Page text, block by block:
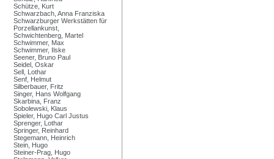
Schütze, Kurt
Schwarzbach, Anna Franziska
Schwarzburger Werkstätten für
Porzellankunst,
Schwichtenberg, Martel
Schwimmer, Max
Schwimmer, Ilske
Seener, Bruno Paul
Seidel, Oskar
Sell, Lothar
Senf, Helmut
Silberbauer, Fritz
Singer, Hans Wolfgang
Skarbina, Franz
Sobolewski, Klaus
Spieler, Hugo Carl Justus
Sprenger, Lothar
Springer, Reinhard
Stegemann, Heinrich
Stein, Hugo
Steiner-Prag, Hugo